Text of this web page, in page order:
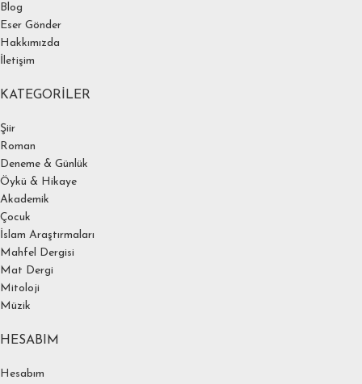
Blog
Eser Gönder
Hakkımızda
İletişim
KATEGORILER
Şiir
Roman
Deneme & Günlük
Öykü & Hikaye
Akademik
Çocuk
İslam Araştırmaları
Mahfel Dergisi
Mat Dergi
Mitoloji
Müzik
HESABIM
Hesabım